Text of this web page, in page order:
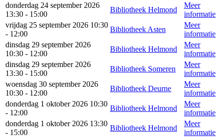
donderdag 24 september 2026
13:30 - 15:00
Bibliotheek Helmond
Meer
informatie
vrijdag 25 september 2026 10:30
- 12:00
Bibliotheek Asten
Meer
informatie
dinsdag 29 september 2026
10:30 - 12:00
Bibliotheek Helmond
Meer
informatie
dinsdag 29 september 2026
13:30 - 15:00
Bibliotheek Someren
Meer
informatie
woensdag 30 september 2026
10:30 - 12:00
Bibliotheek Deurne
Meer
informatie
donderdag 1 oktober 2026 10:30
- 12:00
Bibliotheek Helmond
Meer
informatie
donderdag 1 oktober 2026 13:30
- 15:00
Bibliotheek Helmond
Meer
informatie